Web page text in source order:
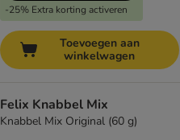
-25% Extra korting activeren
Toevoegen aan
winkelwagen
Felix Knabbel Mix
Knabbel Mix Original (60 g)